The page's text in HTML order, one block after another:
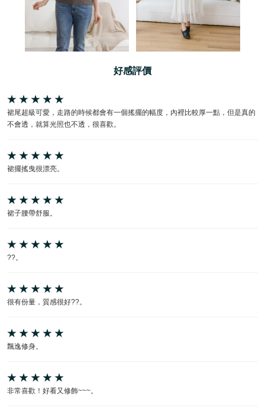
好感評價
裙尾超級可愛，走路的時候都會有一個搖擺的幅度，內裡比較厚一點，但是真的
不會透，就算光照也不透，很喜歡。
裙擺搖曳很漂亮。
裙子腰帶舒服。
??。
很有份量，質感很好??。
飄逸修身。
非常喜歡！好看又修飾~~~。